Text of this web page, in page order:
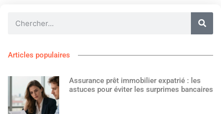
Articles populaires
Assurance prêt immobilier expatrié : les
astuces pour éviter les surprimes bancaires